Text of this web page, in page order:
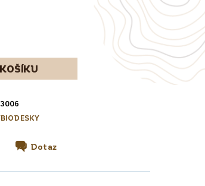
3006
BIODESKY
Dotaz